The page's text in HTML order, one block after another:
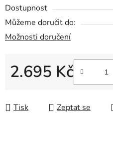
Dostupnost
Můžeme doručit do:
Možnosti doručení
2.695 Kč
Tisk Zeptat se